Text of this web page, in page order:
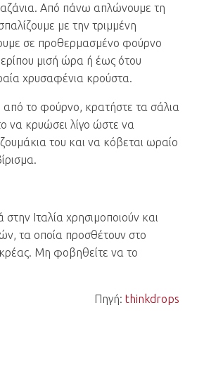
Από πάνω απλώνουμε τη
με την τριμμένη
σε προθερμασμένο φούρνο
μισή ώρα ή έως ότου
χρυσαφένια κρούστα.
από το φούρνο, κρατήστε τα σάλια
να κρυώσει λίγο ώστε να
του και να κόβεται ωραίο
Ιταλία χρησιμοποιούν και
τα οποία προσθέτουν στο
Μη φοβηθείτε να το
Πηγή: thinkdrops